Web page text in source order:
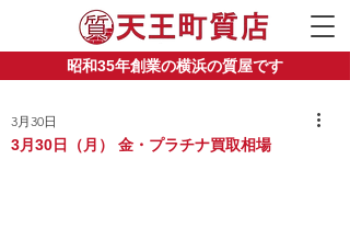
昭和35年創業の横浜の質屋です
3月30日（月） 金・プラチナ買取相場
3月30日